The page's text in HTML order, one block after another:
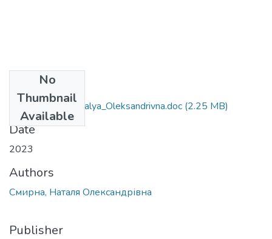
No
Thumbnail
Available
091_Smyrna_Natalya_Oleksandrivna.doc (2.25 MB)
Date
2023
Authors
Смирна, Наталя Олександрівна
Publisher